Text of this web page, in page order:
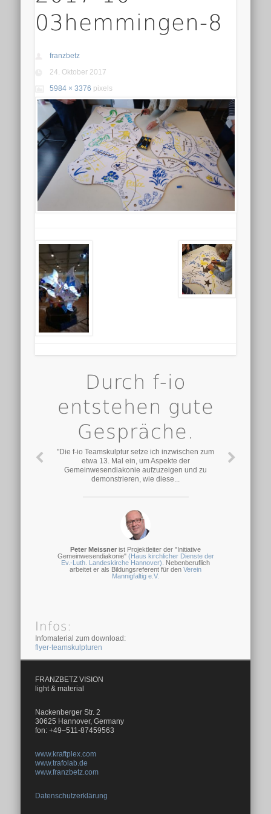
03hemmingen-8
franzbetz
24. Oktober 2017
5984 × 3376 pixels
Durch f-io
entstehen gute
Gespräche.
"Die f-io Teamskulptur setze ich inzwischen zum
etwa 13. Mal ein, um Aspekte der
Gemeinwesendiakonie aufzuzeigen und zu
demonstrieren, wie diese...
Peter Meissner ist Projektleiter der "Initiative
Gemeinwesendiakonie" (Haus kirchlicher Dienste der
Ev.-Luth. Landeskirche Hannover) . Nebenberuflich
arbeitet er als Bildungsreferent für den Verein
Mannigfaltig e.V.
Infos:
Infomaterial zum download:
flyer-teamskulpturen
FRANZBETZ VISION
light & material
Nackenberger Str. 2
30625 Hannover, Germany
fon: +49–511-87459563
www.kraftplex.com
www.trafolab.de
www.franzbetz.com
Datenschutzerklärung